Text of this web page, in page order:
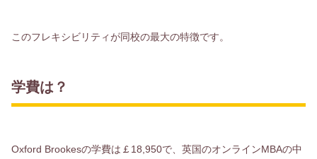
このフレキシビリティが同校の最大の特徴です。
学費は？
Oxford Brookesの学費は￡18,950で、英国のオンラインMBAの中